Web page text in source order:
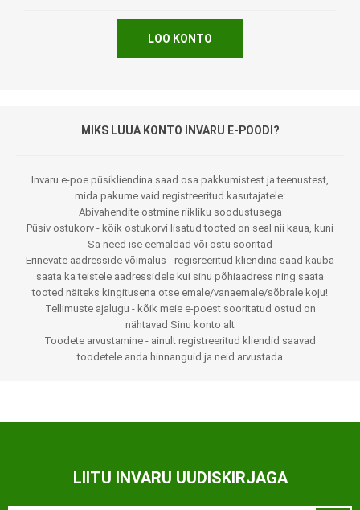
LOO KONTO
MIKS LUUA KONTO INVARU E-POODI?
Invaru e-poe püsikliendina saad osa pakkumistest ja teenustest,
mida pakume vaid registreeritud kasutajatele:
Abivahendite ostmine riikliku soodustusega
Püsiv ostukorv - kõik ostukorvi lisatud tooted on seal nii kaua, kuni
Sa need ise eemaldad või ostu sooritad
Erinevate aadresside võimalus - regisreeritud kliendina saad kauba
saata ka teistele aadressidele kui sinu põhiaadress ning saata
tooted näiteks kingitusena otse emale/vanaemale/sõbrale koju!
Tellimuste ajalugu - kõik meie e-poest sooritatud ostud on
nähtavad Sinu konto alt
Toodete arvustamine - ainult registreeritud kliendid saavad
toodetele anda hinnanguid ja neid arvustada
LIITU INVARU UUDISKIRJAGA